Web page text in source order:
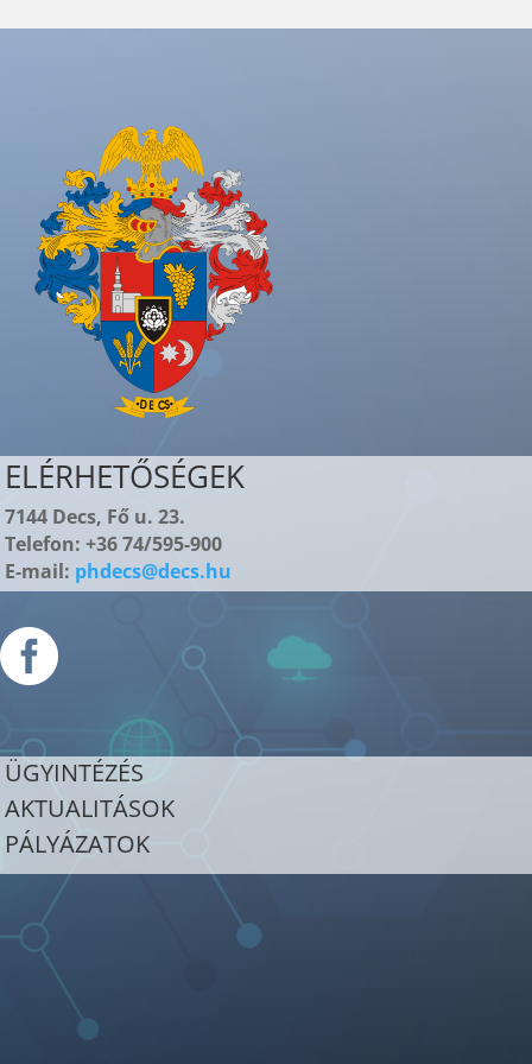
ELÉRHETŐSÉGEK
7144 Decs, Fő u. 23.
Telefon: +36 74/595-900
E-mail: phdecs@decs.hu

ÜGYINTÉZÉS
AKTUALITÁSOK
PÁLYÁZATOK